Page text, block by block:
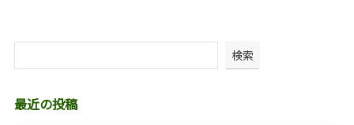
検索
最近の投稿